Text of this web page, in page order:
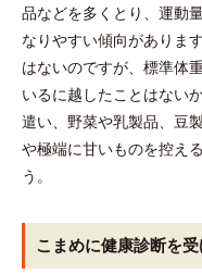
品などを多くとり、運動
なりやすい傾向がありま
はないのですが、標準体
いるに越したことはない
遣い、野菜や乳製品、豆
や極端に甘いものを控え
う。
こまめに健康診断を